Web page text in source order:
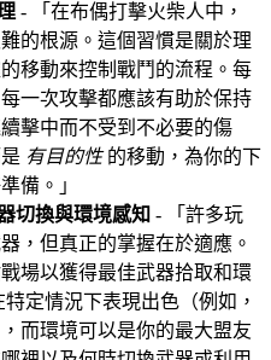
- 「在布偶打擊火柴人中，
的根源。這個習慣是關於理
移動來控制戰鬥的流程。每
一次攻擊都應該有助於保持
擊中而不受到不必要的傷
有目的性的移動，為你的下
備。」
切換與環境感知 - 「許多玩
，但真正的掌握在於適應。
場以獲得最佳武器拾取和環
定情況下表現出色（例如，
而環境可以是你的最大盟友